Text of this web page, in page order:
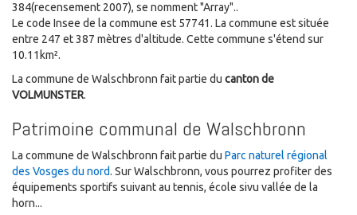
384(recensement 2007), se nomment "Array"..
Le code Insee de la commune est 57741. La commune est située
entre 247 et 387 mètres d'altitude. Cette commune s'étend sur
10.11km².
La commune de Walschbronn fait partie du canton de
VOLMUNSTER.
Patrimoine communal de Walschbronn
La commune de Walschbronn fait partie du Parc naturel régional
des Vosges du nord. Sur Walschbronn, vous pourrez profiter des
équipements sportifs suivant au tennis, école sivu vallée de la
horn...